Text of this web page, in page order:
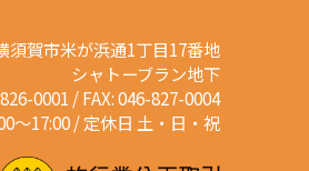
須賀市米が浜通1丁目17番地
シャトーブラン地下
0001 / FAX: 046-827-0004
～17:00 / 定休日 土・日・祝